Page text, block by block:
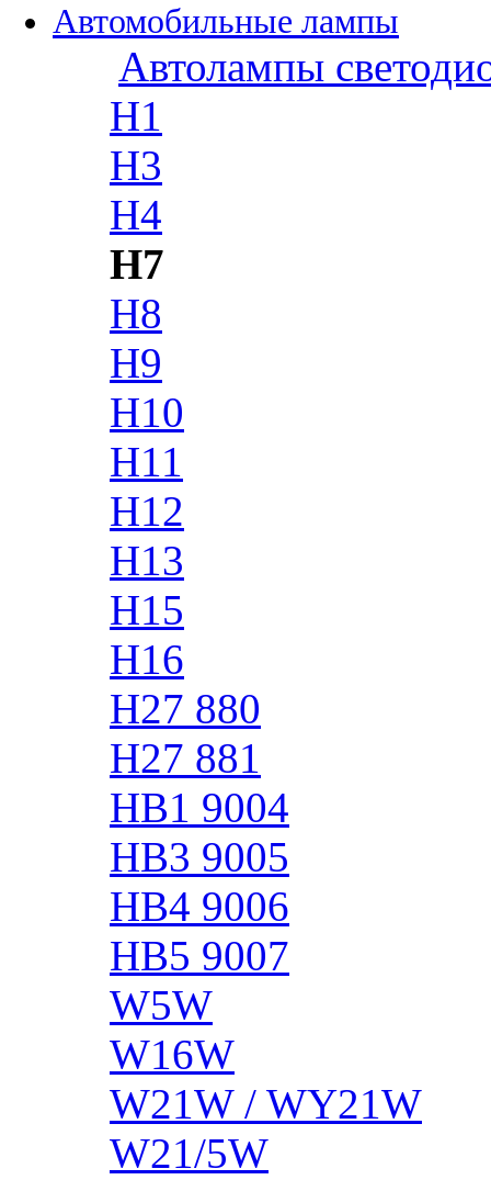
Автомобильные лампы
Автолампы
H1
H3
H4
H7
H8
H9
H10
H11
H12
H13
H15
H16
H27 880
H27 881
HB1 9004
HB3 9005
HB4 9006
HB5 9007
W5W
W16W
W21W / WY21W
W21/5W